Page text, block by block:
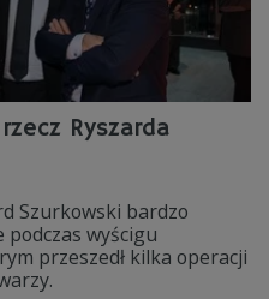
Ryszarda
Szurkowski bardzo
podczas wyścigu
przeszedł kilka operacji